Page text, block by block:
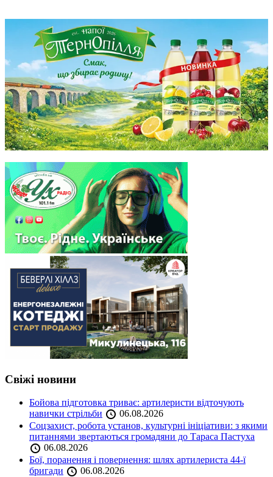
Свіжі новини
Бойова підготовка триває: артилеристи відточують
навички стрільби
06.08.2026
Соцзахист, робота установ, культурні ініціативи: з якими
питаннями звертаються громадяни до Тараса Пастуха
06.08.2026
Бої, поранення і повернення: шлях артилериста 44-ї
бригади
06.08.2026